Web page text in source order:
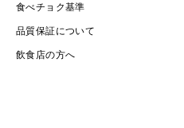
食べチョク基準
品質保証について
飲食店の方へ